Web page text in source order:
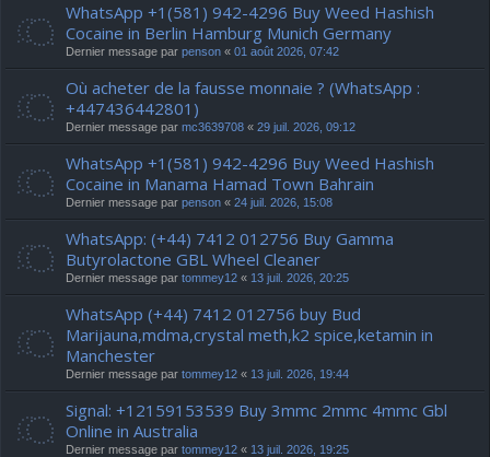
WhatsApp +1(581) 942-4296 Buy Weed Hashish
Cocaine in Berlin Hamburg Munich Germany
Dernier message par penson « 01 août 2026, 07:42
Où acheter de la fausse monnaie ? (WhatsApp :
+447436442801)
Dernier message par mc3639708 « 29 juil. 2026, 09:12
WhatsApp +1(581) 942-4296 Buy Weed Hashish
Cocaine in Manama Hamad Town Bahrain
Dernier message par penson « 24 juil. 2026, 15:08
WhatsApp: (+44) 7412 012756 Buy Gamma
Butyrolactone GBL Wheel Cleaner
Dernier message par tommey12 « 13 juil. 2026, 20:25
WhatsApp (+44) 7412 012756 buy Bud
Marijauna,mdma,crystal meth,k2 spice,ketamin in
Manchester
Dernier message par tommey12 « 13 juil. 2026, 19:44
Signal: +12159153539 Buy 3mmc 2mmc 4mmc Gbl
Online in Australia
Dernier message par tommey12 « 13 juil. 2026, 19:25